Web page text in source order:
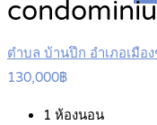
ตำบล บ้านปึก อำเภอเมือ
130,000฿
1 ห้องนอน